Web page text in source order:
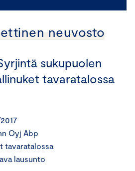
neuvosto
sukupuolen
tavaratalossa
Oyj Abp
tavaratalossa
lausunto